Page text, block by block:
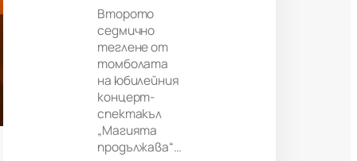
и
т
а
о
Второто
седмично
теглене от
томболата
на юбилейния
концерт-
спектакъл
„Магията
продължава“…